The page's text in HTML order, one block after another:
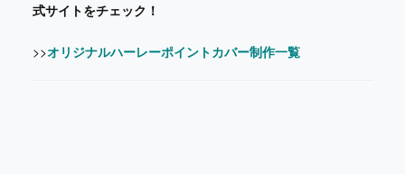
式サイトをチェック！
>>オリジナルハーレーポイントカバー制作一覧